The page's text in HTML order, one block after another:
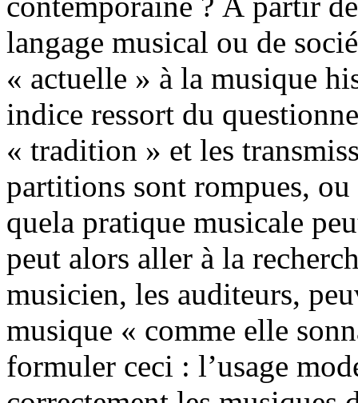
langage musical ou de
« actuelle » à la musique
indice ressort du
« tradition » et les
partitions sont rompues,
quela pratique musicale
peut alors aller à la
musicien, les auditeurs,
musique « comme elle
formuler ceci : l’usage